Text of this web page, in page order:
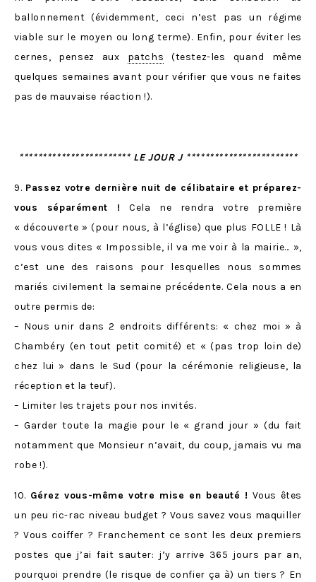
ballonnement (évidemment, ceci n’est pas un régime
viable sur le moyen ou long terme). Enfin, pour éviter les
cernes, pensez aux patchs (testez-les quand même
quelques semaines avant pour vérifier que vous ne faites
pas de mauvaise réaction !).
************************ LE JOUR J ************************
9. Passez votre dernière nuit de célibataire et préparez-
vous séparément !
Cela ne rendra votre première
« découverte » (pour nous, à l’église) que plus FOLLE ! Là
vous vous dites « Impossible, il va me voir à la mairie… »,
c’est une des raisons pour lesquelles nous sommes
mariés civilement la semaine précédente. Cela nous a en
outre permis de:
– Nous unir dans 2 endroits différents: « chez moi » à
Chambéry (en tout petit comité) et « (pas trop loin de)
chez lui » dans le Sud (pour la cérémonie religieuse, la
réception et la teuf).
– Limiter les trajets pour nos invités.
– Garder toute la magie pour le « grand jour » (du fait
notamment que Monsieur n’avait, du coup, jamais vu ma
robe !).
10. Gérez vous-même votre mise en beauté ! Vous êtes
un peu ric-rac niveau budget ? Vous savez vous maquiller
? Vous coiffer ? Franchement ce sont les deux premiers
postes que j’ai fait sauter: j’y arrive 365 jours par an,
pourquoi prendre (le risque de confier ça à) un tiers ? En